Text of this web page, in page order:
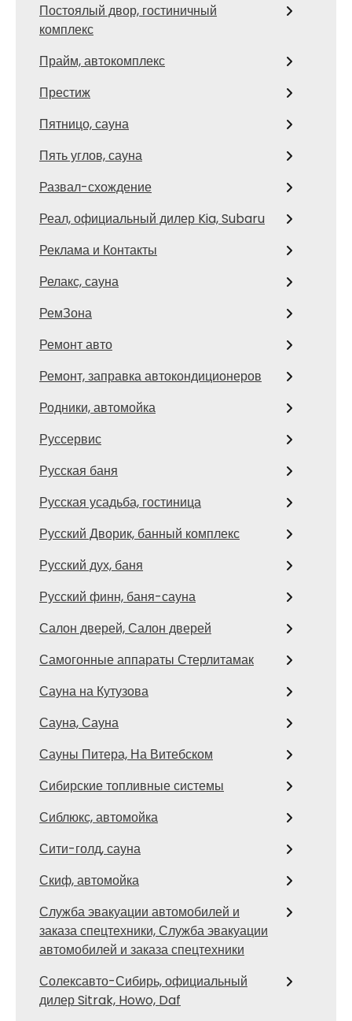
Постоялый двор, гостиничный
комплекс
Прайм, автокомплекс
Престиж
Пятницо, сауна
Пять углов, сауна
Развал-схождение
Реал, официальный дилер Kia, Subaru
Реклама и Контакты
Релакс, сауна
РемЗона
Ремонт авто
Ремонт, заправка автокондиционеров
Родники, автомойка
Руссервис
Русская баня
Русская усадьба, гостиница
Русский Дворик, банный комплекс
Русский дух, баня
Русский финн, баня-сауна
Салон дверей, Салон дверей
Самогонные аппараты Стерлитамак
Сауна на Кутузова
Сауна, Сауна
Сауны Питера, На Витебском
Сибирские топливные системы
Сиблюкс, автомойка
Сити-голд, сауна
Скиф, автомойка
Служба эвакуации автомобилей и
заказа спецтехники, Служба эвакуации
автомобилей и заказа спецтехники
Солексавто-Сибирь, официальный
дилер Sitrak, Howo, Daf